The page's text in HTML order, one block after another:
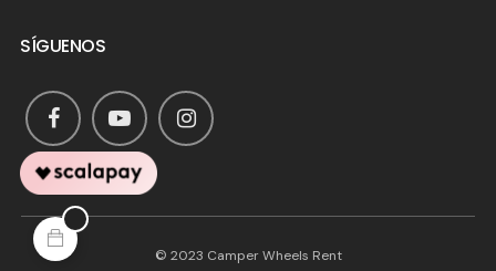
SÍGUENOS
© 2023 Camper Wheels Rent